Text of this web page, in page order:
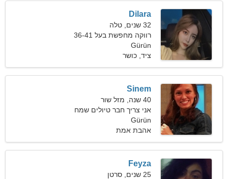
Dilara
32 שנים, טלה
רווקה מחפשת בעל 36-41
Gürün
ציד, כושר
Sinem
40 שנה, מזל שור
אני צריך חבר טיולים שמח
Gürün
אהבת אמת
Feyza
25 שנים, סרטן